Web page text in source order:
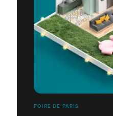
FOIRE DE PARIS